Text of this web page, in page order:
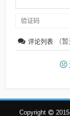
评论列表 （
Copyright